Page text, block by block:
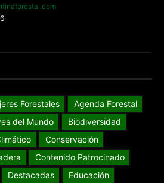
Forestales
Agenda Forestal
del Mundo
Biodiversidad
Conservación
Contenido Patrocinado
Destacadas
Educación